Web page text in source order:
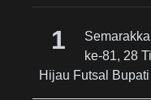
ke-81, 28
Hijau Futsal